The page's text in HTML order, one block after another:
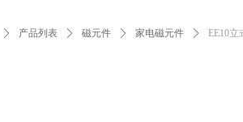
ꄲ 产品列表 ꄲ 磁元件 ꄲ 家电磁元件 ꄲ EE10立